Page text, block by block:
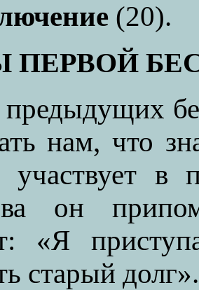
(20).
ПЕРВОЙ
нам, что
в
он
«Я
старый долг».